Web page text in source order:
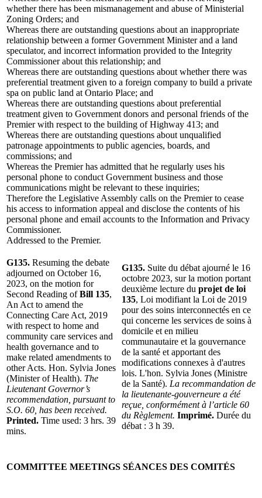
whether there has been mismanagement and abuse of Ministerial
Zoning Orders; and
Whereas there are outstanding questions about an inappropriate
relationship between a former Government Minister and a land
speculator, and incorrect information provided to the Integrity
Commissioner about this relationship; and
Whereas there are outstanding questions about whether there was
preferential treatment given to a foreign company to build a private
spa on public land at Ontario Place; and
Whereas there are outstanding questions about preferential
treatment given to Government donors and personal friends of the
Premier with respect to the building of Highway 413; and
Whereas there are outstanding questions about unqualified
patronage appointments to public agencies, boards, and
commissions; and
Whereas the Premier has admitted that he regularly uses his
personal phone to conduct Government business and those
communications might be relevant to these inquiries;
Therefore the Legislative Assembly calls on the Premier to cease
his access to information appeal and disclose the contents of his
personal phone and email accounts to the Information and Privacy
Commissioner.
Addressed to the Premier.
G135. Resuming the debate
adjourned on October 16,
2023, on the motion for
Second Reading ofBill 135,
An Act to amend the
Connecting Care Act, 2019
with respect to home and
community care services and
health governance and to
make related amendments to
other Acts. Hon. Sylvia Jones
(Minister of Health). The
Lieutenant Governor’s
recommendation, pursuant to
S.O. 60, has been received.
Printed. Time used: 3 hrs. 39
mins.
G135. Suite du débat ajourné le 16
octobre 2023, sur la motion portant
deuxième lecture du projet de loi
135, Loi modifiant la Loi de 2019
pour des soins interconnectés en ce
qui concerne les services de soins à
domicile et en milieu
communautaire et la gouvernance
de la santé et apportant des
modifications connexes à d'autres
lois. L'hon. Sylvia Jones (Ministre
de la Santé). La recommandation de
la lieutenante-gouverneure a été
reçue, conformément à l’article 60
du Règlement. Imprimé. Durée du
débat : 3 h 39.
COMMITTEE MEETINGS SÉANCES DES COMITÉS